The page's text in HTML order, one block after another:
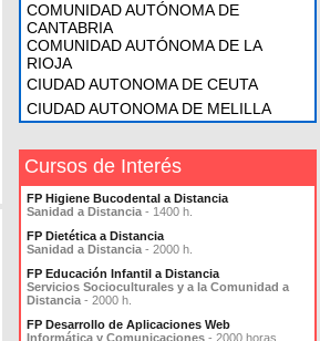
COMUNIDAD AUTÓNOMA DE
CANTABRIA
COMUNIDAD AUTÓNOMA DE LA
RIOJA
CIUDAD AUTONOMA DE CEUTA
CIUDAD AUTONOMA DE MELILLA
Cursos de Interés
FP Higiene Bucodental a Distancia
Sanidad a Distancia - 1400 h.
FP Dietética a Distancia
Sanidad a Distancia - 2000 h.
FP Educación Infantil a Distancia
Servicios Socioculturales y a la Comunidad a
Distancia - 2000 h.
FP Desarrollo de Aplicaciones Web
Informática y Comunicaciones - 2000 horas